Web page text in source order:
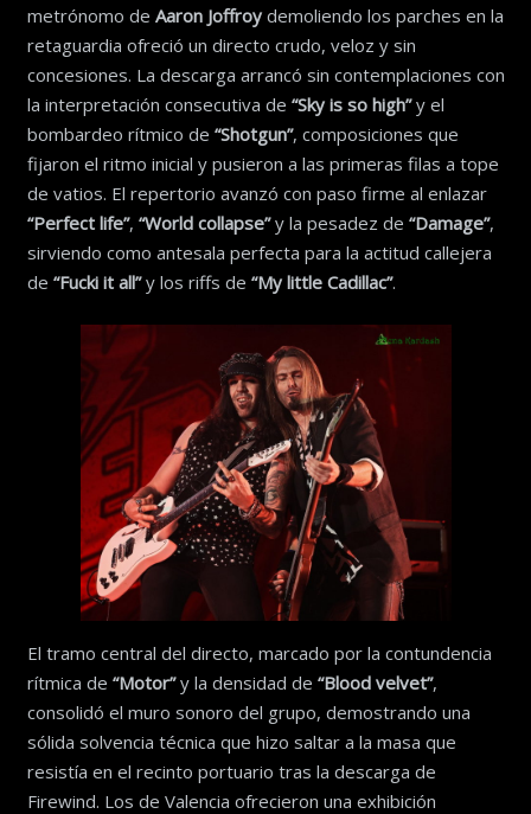
metrónomo de Aaron Joffroydemoliendo los parches en la
retaguardia ofreció un directo crudo, veloz y sin
concesiones. La descarga arrancó sin contemplaciones con
la interpretación consecutiva de “Sky is so high”y el
bombardeo rítmico de “Shotgun”, composiciones que
fijaron el ritmo inicial y pusieron a las primeras filas a tope
de vatios. El repertorio avanzó con paso firme al enlazar
“Perfect life”, “World collapse”y la pesadez de “Damage”,
sirviendo como antesala perfecta para la actitud callejera
de “Fucki it all”y los riffs de “My little Cadillac”.
El tramo central del directo, marcado por la contundencia
rítmica de “Motor”y la densidad de “Blood velvet”,
consolidó el muro sonoro del grupo, demostrando una
sólida solvencia técnica que hizo saltar a la masa que
resistía en el recinto portuario tras la descarga de
Firewind. Los de Valencia ofrecieron una exhibición